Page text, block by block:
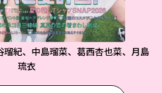
紀、中島瑠菜、葛西杏也菜、月島
琉衣